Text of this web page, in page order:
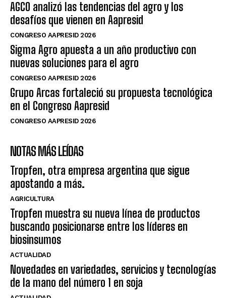
AGCO analizó las tendencias del agro y los
desafíos que vienen en Aapresid
CONGRESO AAPRESID 2026
Sigma Agro apuesta a un año productivo con
nuevas soluciones para el agro
CONGRESO AAPRESID 2026
Grupo Arcas fortaleció su propuesta tecnológica
en el Congreso Aapresid
CONGRESO AAPRESID 2026
NOTAS MÁS LEÍDAS
Tropfen, otra empresa argentina que sigue
apostando a más.
AGRICULTURA
Tropfen muestra su nueva línea de productos
buscando posicionarse entre los líderes en
biosinsumos
ACTUALIDAD
Novedades en variedades, servicios y tecnologías
de la mano del número 1 en soja